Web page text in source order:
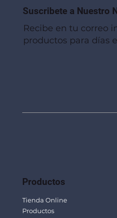
Suscribete a Nuestro
Recibe en tu correo
productos para días
Productos
Tienda Online
Productos